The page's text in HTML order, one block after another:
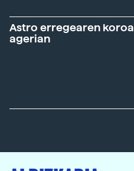
Astro erregearen koroa
agerian